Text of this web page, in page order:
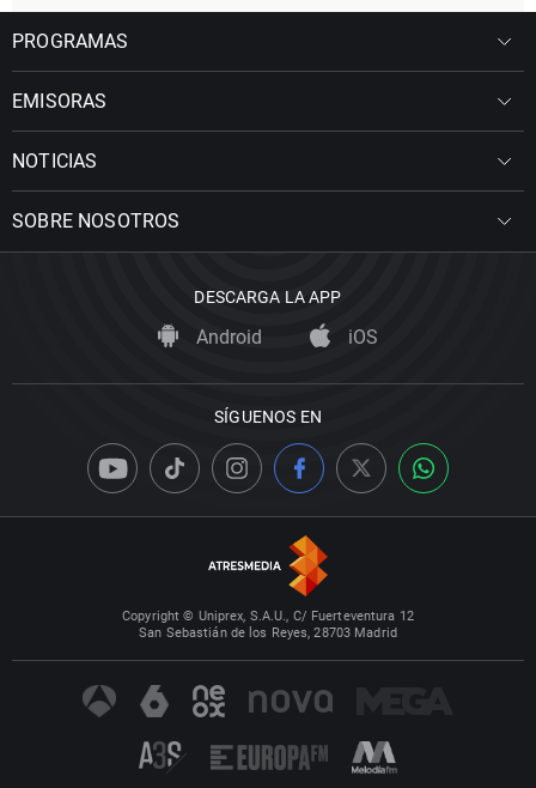
PROGRAMAS
EMISORAS
NOTICIAS
SOBRE NOSOTROS
DESCARGA LA APP
Android iOS
SÍGUENOS EN
Copyright © Uniprex, S.A.U., C/ Fuerteventura 12
San Sebastián de los Reyes, 28703 Madrid